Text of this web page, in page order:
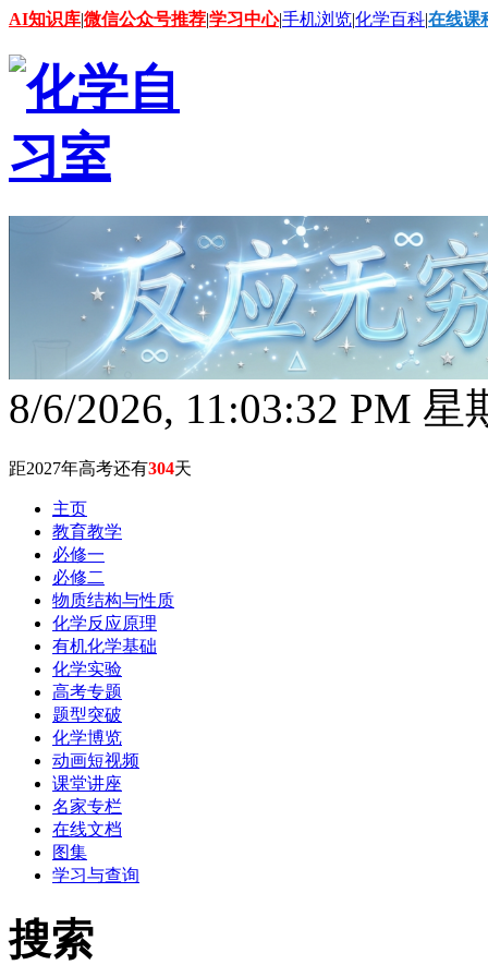
AI知识库|微信公众号推荐|学习中心|手机浏览|化学百科|在线课
8/6/2026, 11:03:33 PM 星
距2027年高考还有304天
主页
教育教学
必修一
必修二
物质结构与性质
化学反应原理
有机化学基础
化学实验
高考专题
题型突破
化学博览
动画短视频
课堂讲座
名家专栏
在线文档
图集
学习与查询
搜索